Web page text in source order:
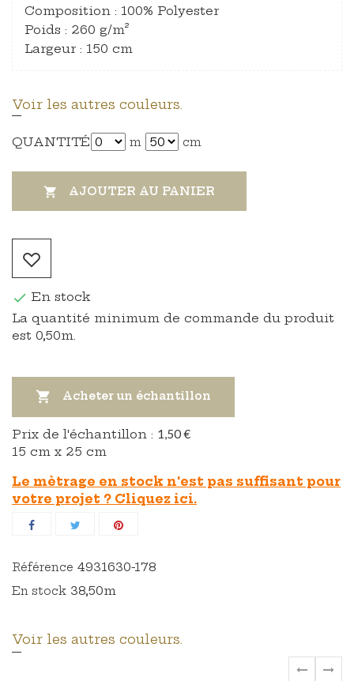
Composition : 100% Polyester
Poids : 260 g/m²
Largeur : 150 cm
Voir les autres couleurs.
QUANTITÉ m cm
 AJOUTER AU PANIER
 En stock
La quantité minimum de commande du produit
est 0,50m.
 Acheter un échantillon
Prix ​​de l'échantillon : 1,50 €
15 cm x 25 cm
Le mètrage en stock n'est pas suffisant pour
votre projet ? Cliquez ici.
Référence 4931630-178
En stock 38,50m
Voir les autres couleurs.